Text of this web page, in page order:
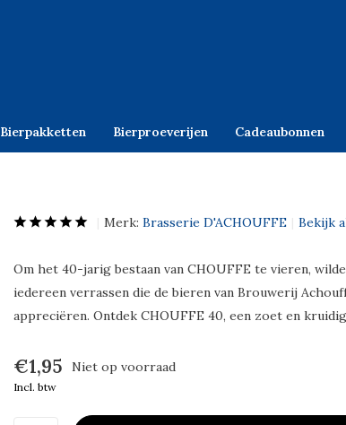
Bierpakketten Bierproeverijen Cadeaubonnen
Merk: Brasserie D'ACHOUFFE Bekijk
Om het 40-jarig bestaan van CHOUFFE te vieren,
iedereen verrassen die de bieren van Brouwerij
appreciëren. Ontdek CHOUFFE 40, een zoet en
€1,95 Niet op voorraad
Incl. btw